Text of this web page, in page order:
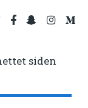
siden